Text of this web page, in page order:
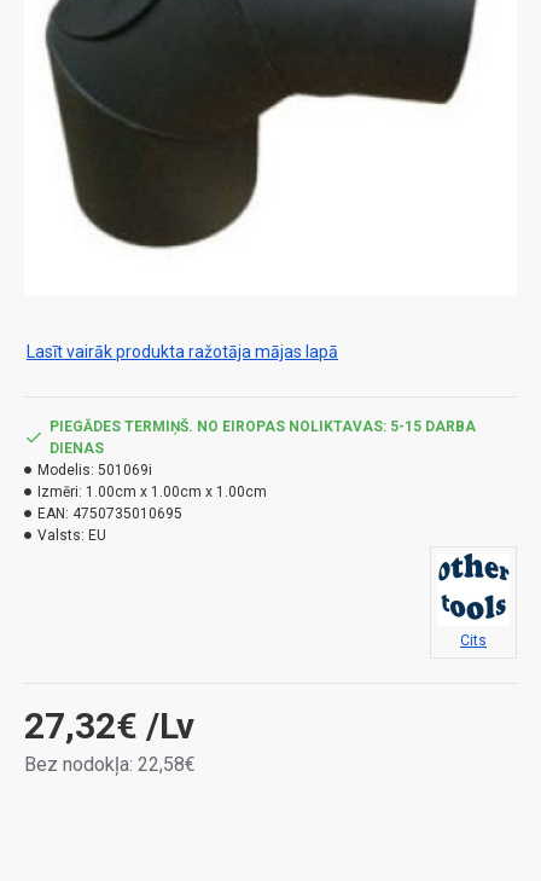
Lasīt vairāk produkta ražotāja mājas lapā
27,32€ /Lv
Bez nodokļa: 22,58€
PIEGĀDES TERMIŅŠ. NO EIROPAS NOLIKTAVAS: 5-15 DARBA
DIENAS
Modelis: 501069i
Izmēri: 1.00cm x 1.00cm x 1.00cm
EAN: 4750735010695
Valsts: EU
Cits